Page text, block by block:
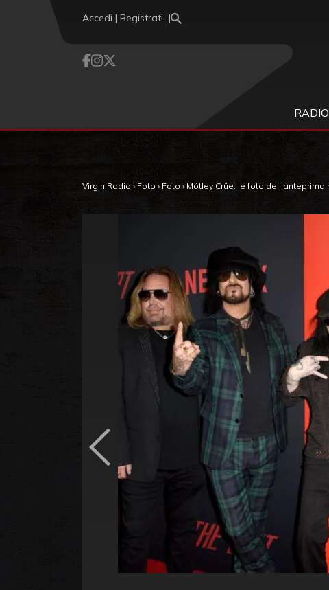
Accedi | Registrati
RADIO
Virgin Radio › Foto › Foto › Mötley Crüe: le foto